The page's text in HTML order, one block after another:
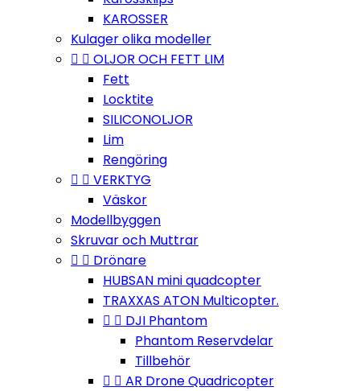
KAROSSER
Kulager olika modeller
  OLJOR OCH FETT LIM
Fett
Locktite
SILICONOLJOR
Lim
Rengöring
  VERKTYG
Väskor
Modellbyggen
Skruvar och Muttrar
  Drönare
HUBSAN mini quadcopter
TRAXXAS ATON Multicopter.
  DJI Phantom
Phantom Reservdelar
Tillbehör
  AR Drone Quadricopter